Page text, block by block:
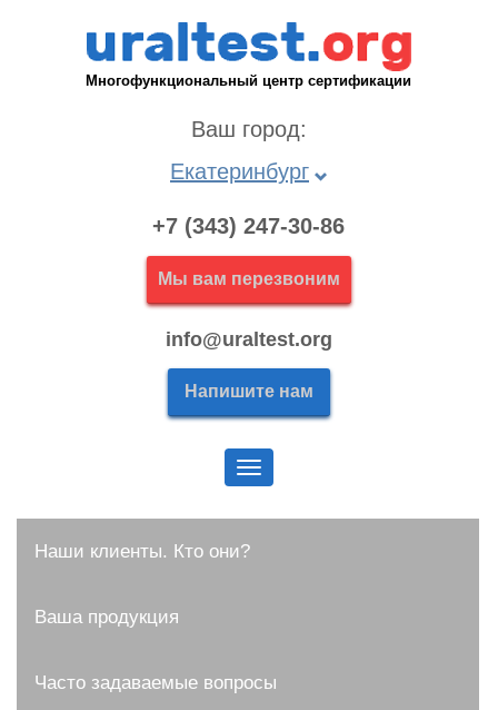
Многофункциональный центр сертификации
Ваш город:
Екатеринбург
+7 (343) 247-30-86
Мы вам перезвоним
info@uraltest.org
Напишите нам
Меню
Наши клиенты. Кто они?
Ваша продукция
Часто задаваемые вопросы